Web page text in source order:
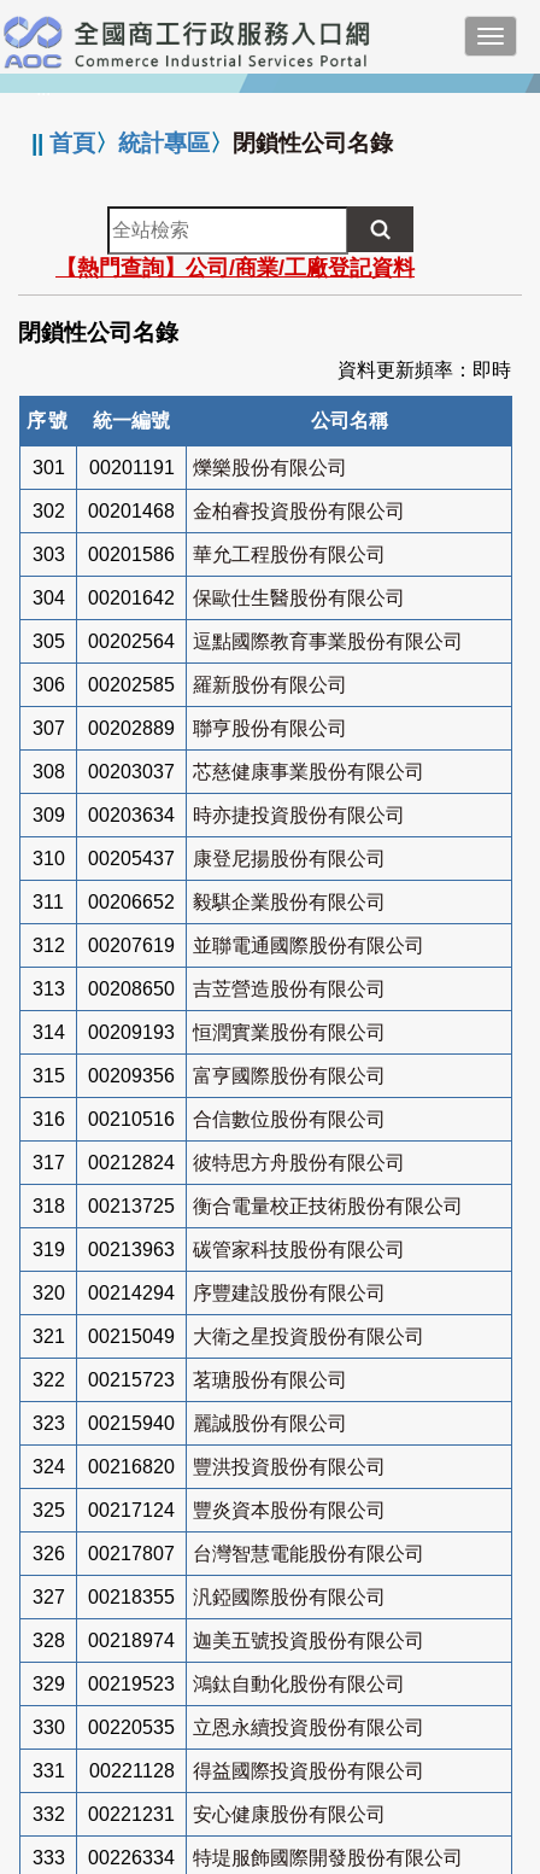
跳
到
主
要
:::
||首頁〉統計專區〉 閉鎖性公司名錄
全
站
檢
索
【熱門查詢】公司/商業/工廠登記資料
閉鎖性公司名錄
資料更新頻率：即時
序號 統一編號 公司名稱
301 00201191 爍樂股份有限公司
302 00201468 金柏睿投資股份有限公司
303 00201586 華允工程股份有限公司
304 00201642 保歐仕生醫股份有限公司
305 00202564 逗點國際教育事業股份有限公司
306 00202585 羅新股份有限公司
307 00202889 聯亨股份有限公司
308 00203037 芯慈健康事業股份有限公司
309 00203634 時亦捷投資股份有限公司
310 00205437 康登尼揚股份有限公司
311 00206652 毅騏企業股份有限公司
312 00207619 並聯電通國際股份有限公司
313 00208650 吉苙營造股份有限公司
314 00209193 恒潤實業股份有限公司
315 00209356 富亨國際股份有限公司
316 00210516 合信數位股份有限公司
317 00212824 彼特思方舟股份有限公司
318 00213725 衡合電量校正技術股份有限公司
319 00213963 碳管家科技股份有限公司
320 00214294 序豐建設股份有限公司
321 00215049 大衛之星投資股份有限公司
322 00215723 茗瑭股份有限公司
323 00215940 麗誠股份有限公司
324 00216820 豐洪投資股份有限公司
325 00217124 豐炎資本股份有限公司
326 00217807 台灣智慧電能股份有限公司
327 00218355 汎錏國際股份有限公司
328 00218974 迦美五號投資股份有限公司
329 00219523 鴻鈦自動化股份有限公司
330 00220535 立恩永續投資股份有限公司
331 00221128 得益國際投資股份有限公司
332 00221231 安心健康股份有限公司
333 00226334 特堤服飾國際開發股份有限公司